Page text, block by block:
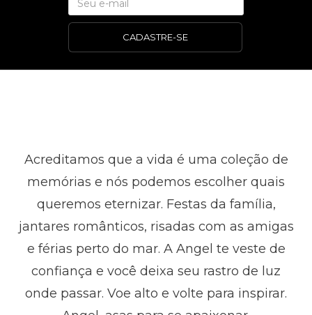
CADASTRE-SE
Acreditamos que a vida é uma coleção de
memórias e nós podemos escolher quais
queremos eternizar. Festas da família,
jantares românticos, risadas com as amigas
e férias perto do mar. A Angel te veste de
confiança e você deixa seu rastro de luz
onde passar. Voe alto e volte para inspirar.